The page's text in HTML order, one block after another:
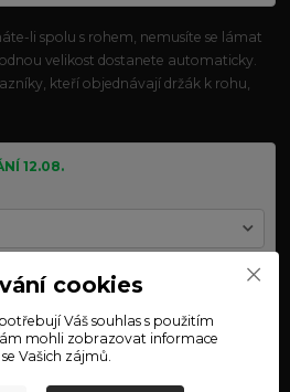
li spolu s rohem, nemusíte se lámat
velikost dostanete automaticky.
kteří objednávají držák k rohu,
12.08.
cookies
Vášsouhlas s použitím
mohli zobrazovat informace
Vašich zájmů.